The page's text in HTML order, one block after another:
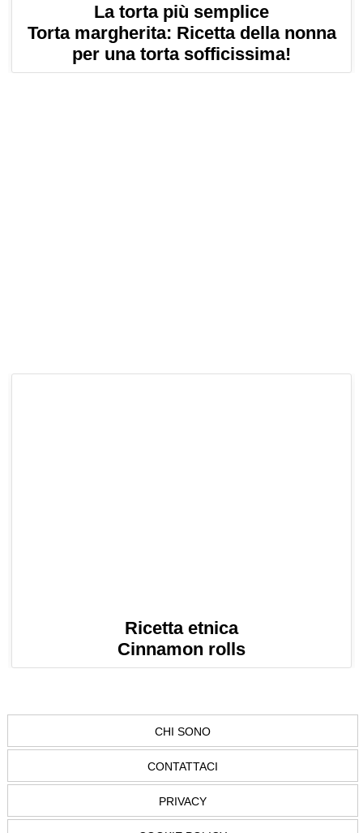
La torta più semplice
Torta margherita: Ricetta della nonna
per una torta sofficissima!
Ricetta etnica
Cinnamon rolls
CHI SONO
CONTATTACI
PRIVACY